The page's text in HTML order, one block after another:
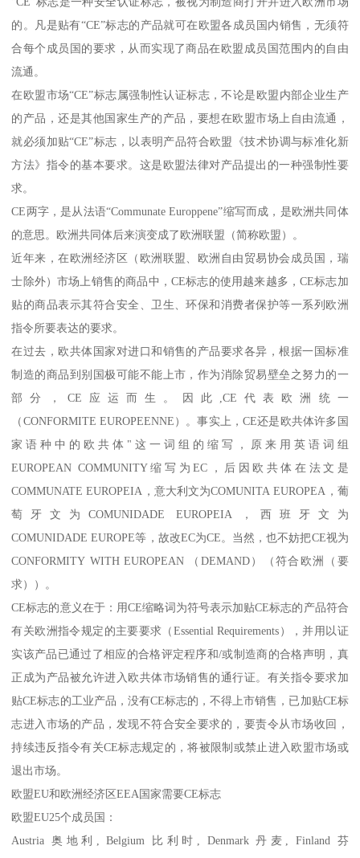
的。凡是贴有“CE”标志的产品就可在欧盟各成员国内销售，无须符
合每个成员国的要求，从而实现了商品在欧盟成员国范围内的自由
流通。
在欧盟市场“CE”标志属强制性认证标志，不论是欧盟内部企业生产
的产品，还是其他国家生产的产品，要想在欧盟市场上自由流通，
就必须加贴“CE”标志，以表明产品符合欧盟《技术协调与标准化新
方法》指令的基本要求。这是欧盟法律对产品提出的一种强制性要
求。
CE两字，是从法语“Communate Europpene”缩写而成，是欧洲共同体
的意思。欧洲共同体后来演变成了欧洲联盟（简称欧盟）。
近年来，在欧洲经济区（欧洲联盟、欧洲自由贸易协会成员国，瑞
士除外）市场上销售的商品中，CE标志的使用越来越多，CE标志加
贴的商品表示其符合安全、卫生、环保和消费者保护等一系列欧洲
指令所要表达的要求。
在过去，欧共体国家对进口和销售的产品要求各异，根据一国标准
制造的商品到别国极可能不能上市，作为消除贸易壁垒之努力的一
部分，CE应运而生。因此,CE代表欧洲统一
（CONFORMITE EUROPEENNE）。事实上，CE还是欧共体许多国
家语种中的欧共体"这一词组的缩写，原来用英语词组
EUROPEAN COMMUNITY缩写为EC，后因欧共体在法文是
COMMUNATE EUROPEIA，意大利文为COMUNITA EUROPEA，葡
萄牙文为COMUNIDADE EUROPEIA，西班牙文为
COMUNIDADE EUROPE等，故改EC为CE。当然，也不妨把CE视为
CONFORMITY WITH EUROPEAN （DEMAND）（符合欧洲（要
求））。
CE标志的意义在于：用CE缩略词为符号表示加贴CE标志的产品符合
有关欧洲指令规定的主要要求（Essential Requirements），并用以证
实该产品已通过了相应的合格评定程序和/或制造商的合格声明，真
正成为产品被允许进入欧共体市场销售的通行证。有关指令要求加
贴CE标志的工业产品，没有CE标志的，不得上市销售，已加贴CE标
志进入市场的产品，发现不符合安全要求的，要责令从市场收回，
持续违反指令有关CE标志规定的，将被限制或禁止进入欧盟市场或
退出市场。
欧盟EU和欧洲经济区EEA国家需要CE标志
欧盟EU25个成员国：
Austria 奥地利, Belgium 比利时, Denmark 丹麦, Finland 芬